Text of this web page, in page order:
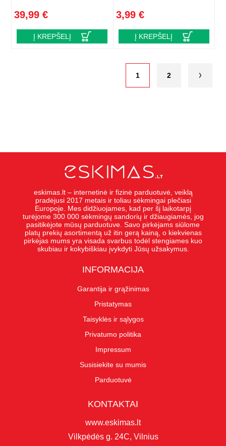
39,99 €
Į KREPŠELĮ
3,99 €
Į KREPŠELĮ
1 2
eskimas.lt – internetinė ir fizinė parduotuvė, veiklą
pradėjusi 2017 metais ir toliau sėkmingai plečiasi
Europoje. Mes didžiuojames, kad per šį laikotarpį
turėjome 300 000 sėkmingų sandorių ir džiaugiamės, jog
pasitikėjote mūsų parduotuve. Savo pirkėjams siūlome
platų prekių asortimentą už itin gerą kainą, o kiekvienas
pirkėjas mums yra visada svarbus todėl stengiames kuo
skubiau ir kokybiškiau įvykdyti Jūsų užsakymus.
INFORMACIJA
Garantija ir grąžinimas
Pristatymas
Taisyklės ir sąlygos
Privatumo politika
Impressum
Susisiekite su mumis
Parduotuvė
KONTAKTAI
www.eskimas.lt
Vilkpėdės g. 24C, Vilnius